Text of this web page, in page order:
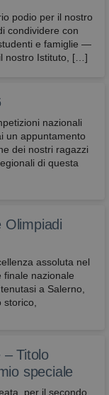
podio per il nostro
condividere con
e famiglie —
nostro Istituto, […]
nazionali
un appuntamento
dei nostri ragazzi
di questa
Olimpiadi
assoluta nel
finale nazionale
a Salerno,
– Titolo
speciale
per il secondo